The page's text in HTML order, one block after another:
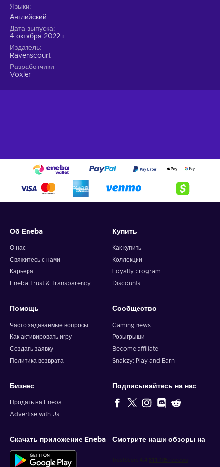
Языки
Английский
Дата выпуска
4 октября 2022 г.
Издатель
Ravenscourt
Разработчики
Voxler
Об Eneba
О нас
Свяжитесь с нами
Карьера
Eneba Trust & Transparency
Купить
Как купить
Коллекции
Loyalty program
Discounts
Помощь
Часто задаваемые вопросы
Как активировать игру
Создать заявку
Политика возврата
Сообщество
Gaming news
Розыгрыши
Become affiliate
Snakzy: Play and Earn
Бизнес
Продать на Eneba
Advertise with Us
Подписывайтесь на нас
Скачать приложение Eneba Смотрите наши обзоры на